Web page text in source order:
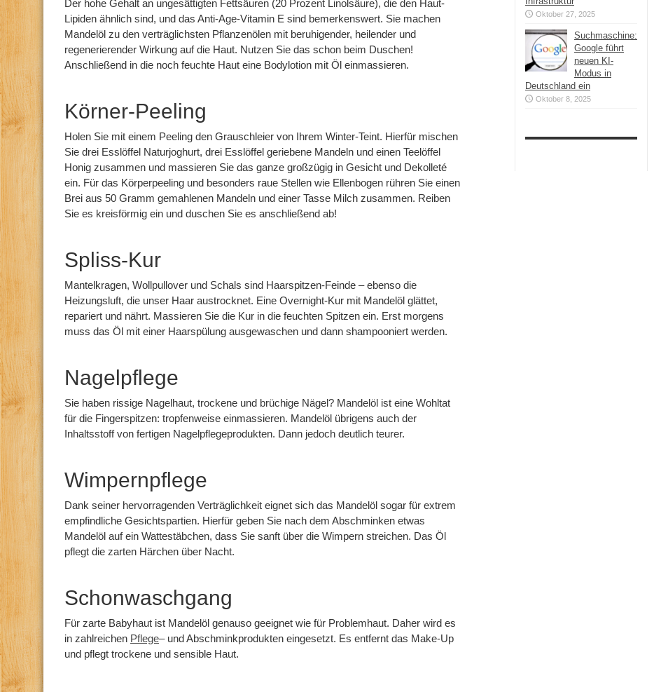
Der hohe Gehalt an ungesättigten Fettsäuren (20 Prozent Linolsäure), die den Haut-
Lipiden ähnlich sind, und das Anti-Age-Vitamin E sind bemerkenswert. Sie machen
Mandelöl zu den verträglichsten Pflanzenölen mit beruhigender, heilender und
regenerierender Wirkung auf die Haut. Nutzen Sie das schon beim Duschen!
Anschließend in die noch feuchte Haut eine Bodylotion mit Öl einmassieren.
Körner-Peeling
Holen Sie mit einem Peeling den Grauschleier von Ihrem Winter-Teint. Hierfür mischen
Sie drei Esslöffel Naturjoghurt, drei Esslöffel geriebene Mandeln und einen Teelöffel
Honig zusammen und massieren Sie das ganze großzügig in Gesicht und Dekolleté
ein. Für das Körperpeeling und besonders raue Stellen wie Ellenbogen rühren Sie einen
Brei aus 50 Gramm gemahlenen Mandeln und einer Tasse Milch zusammen. Reiben
Sie es kreisförmig ein und duschen Sie es anschließend ab!
Spliss-Kur
Mantelkragen, Wollpullover und Schals sind Haarspitzen-Feinde – ebenso die
Heizungsluft, die unser Haar austrocknet. Eine Overnight-Kur mit Mandelöl glättet,
repariert und nährt. Massieren Sie die Kur in die feuchten Spitzen ein. Erst morgens
muss das Öl mit einer Haarspülung ausgewaschen und dann shampooniert werden.
Nagelpflege
Sie haben rissige Nagelhaut, trockene und brüchige Nägel? Mandelöl ist eine Wohltat
für die Fingerspitzen: tropfenweise einmassieren. Mandelöl übrigens auch der
Inhaltsstoff von fertigen Nagelpflegeprodukten. Dann jedoch deutlich teurer.
Wimpernpflege
Dank seiner hervorragenden Verträglichkeit eignet sich das Mandelöl sogar für extrem
empfindliche Gesichtspartien. Hierfür geben Sie nach dem Abschminken etwas
Mandelöl auf ein Wattestäbchen, dass Sie sanft über die Wimpern streichen. Das Öl
pflegt die zarten Härchen über Nacht.
Schonwaschgang
Für zarte Babyhaut ist Mandelöl genauso geeignet wie für Problemhaut. Daher wird es
in zahlreichen Pflege– und Abschminkprodukten eingesetzt. Es entfernt das Make-Up
und pflegt trockene und sensible Haut.
Oktober 27, 2025
Suchmaschine:
Google führt
neuen KI-
Modus in
Deutschland ein
Oktober 8, 2025